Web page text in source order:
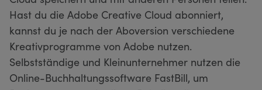
Hast du die Adobe Creative Cloud abonniert,
kannst du je nach der Aboversion verschiedene
Kreativprogramme von Adobe nutzen.
Selbstständige und Kleinunternehmer nutzen die
Online-Buchhaltungssoftware FastBill, um